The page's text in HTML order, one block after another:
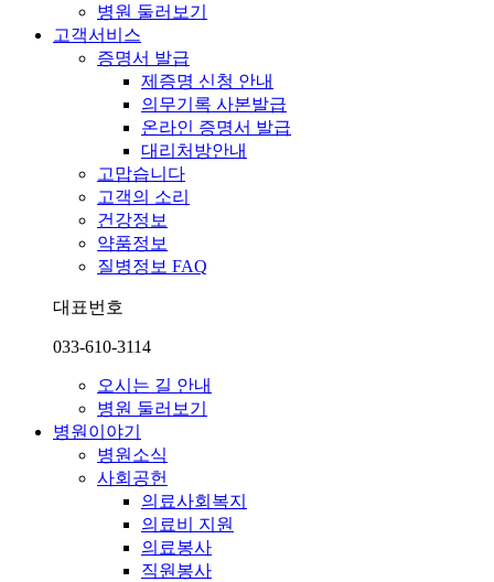
병원 둘러보기
고객서비스
증명서 발급
제증명 신청 안내
의무기록 사본발급
온라인 증명서 발급
대리처방안내
고맙습니다
고객의 소리
건강정보
약품정보
질병정보 FAQ
대표번호
033-610-3114
오시는 길 안내
병원 둘러보기
병원이야기
병원소식
사회공헌
의료사회복지
의료비 지원
의료봉사
직원봉사